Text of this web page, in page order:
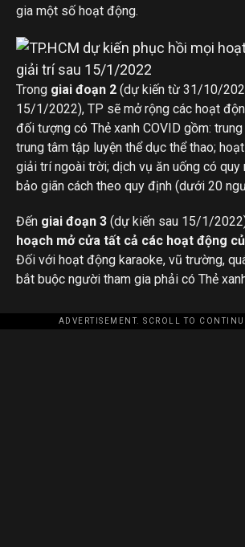
gia một số hoạt động.
Trong giai đoạn 2 (dự kiến từ 31/10/
15/1/2022), TP sẽ mở rộng các hoạt
đối tượng có Thẻ xanh COVID gồm:
trung tâm tập luyện thể dục thể thao;
giải trí ngoài trời; dịch vụ ăn uống có quy
bảo giãn cách theo quy định (dưới 20
Đến giai đoạn 3 (dự kiến sau 15/1/
hoạch mở cửa tất cả các hoạt động
Đối với hoạt động karaoke, vũ trường,
bắt buộc người tham gia phải có Thẻ
ADVERTISEMENT. SCROLL TO